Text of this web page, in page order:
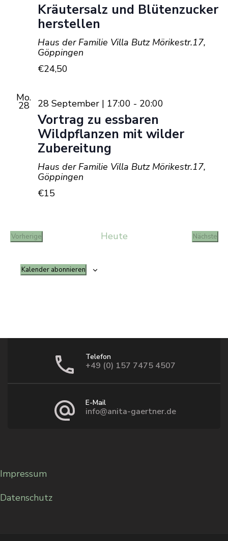
Kräutersalz und Blütenzucker
herstellen
Haus der Familie Villa Butz Mörikestr.17,
Göppingen
€24,50
Mo.
28
Vortrag zu essbaren
Wildpflanzen mit wilder
Zubereitung
28 September | 17:00 - 20:00
Haus der Familie Villa Butz Mörikestr.17,
Göppingen
€15
Vorherige
Veranstaltungen
Heute
Nächste
Kalender abonnieren
Telefon
+49 (0) 157 7475 4507
E-Mail
info@anita-gaertner.de
Impressum
Datenschutz